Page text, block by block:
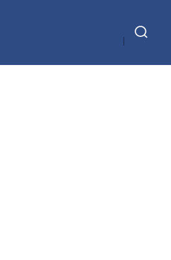
Arama
Göster/Gizle